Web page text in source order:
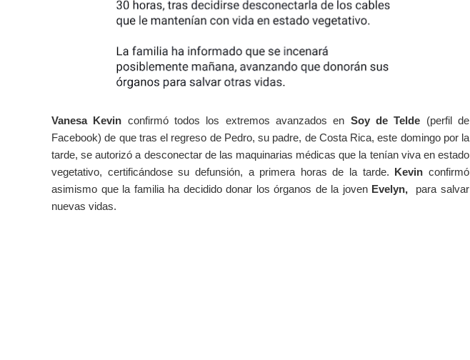
Vanesa Kevin confirmó todos los extremos avanzados en Soy de Telde (perfil de
Facebook) de que tras el regreso de Pedro, su padre, de Costa Rica, este domingo por la
tarde, se autorizó a desconectar de las maquinarias médicas que la tenían viva en estado
vegetativo, certificándose su defunsión, a primera horas de la tarde.
Kevin confirmó
asimismo que la familia ha decidido donar los órganos de la joven Evelyn,
para salvar
nuevas vidas.